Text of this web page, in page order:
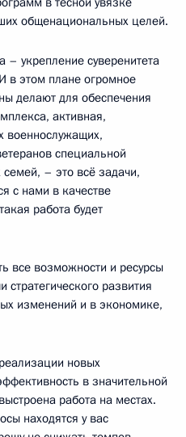
общенациональных целей.
укрепление суверенитета
в этом плане огромное
делают для обеспечения
активная,
военнослужащих,
специальной
– это всё задачи,
с нами в качестве
работа будет
все возможности и ресурсы
стратегического развития
изменений и в экономике,
новых
в значительной
работа на местах.
находятся у вас